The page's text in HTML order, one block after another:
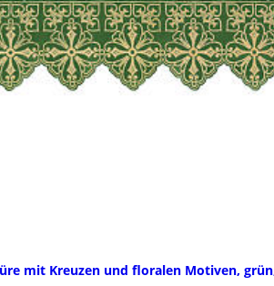
mit Kreuzen und floralen Motiven,